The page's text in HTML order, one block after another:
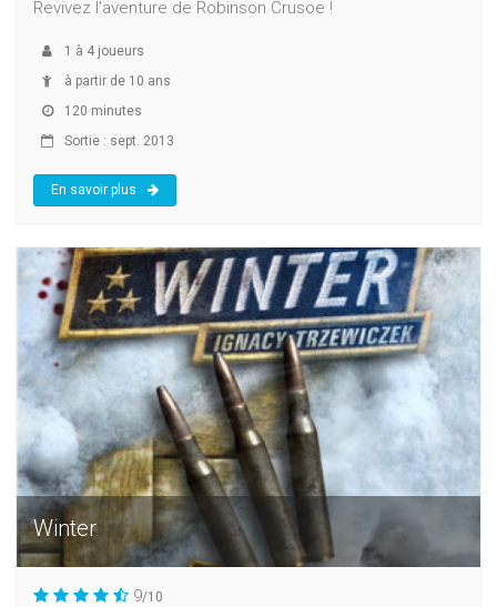
Revivez l'aventure de Robinson Crusoe !
1 à 4 joueurs
à partir de 10 ans
120 minutes
Sortie : sept. 2013
En savoir plus
Winter
9/10